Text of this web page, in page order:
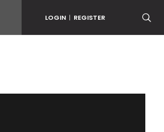
LOGIN | REGISTER